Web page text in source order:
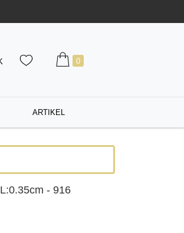
0
ARTIKEL
- 916